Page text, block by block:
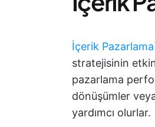
İçerik Pazarlama
stratejisinin
pazarlama
dönüşümler
yardımcı olurlar.